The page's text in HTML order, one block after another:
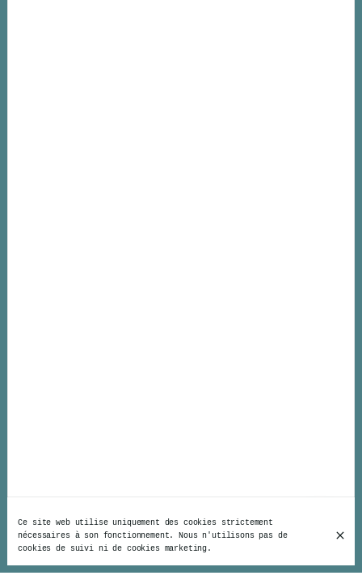
Ce site web utilise uniquement des cookies strictement
nécessaires à son fonctionnement. Nous n'utilisons pas de
cookies de suivi ni de cookies marketing.